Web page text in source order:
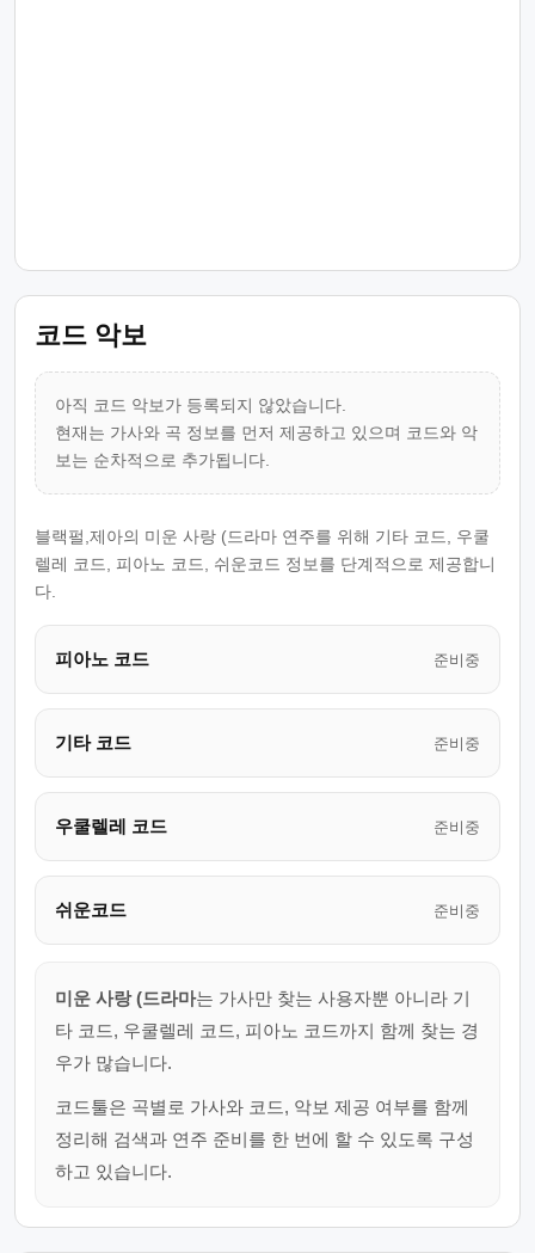
코드 악보
아직 코드 악보가 등록되지 않았습니다.
현재는 가사와 곡 정보를 먼저 제공하고 있으며 코드와 악
보는 순차적으로 추가됩니다.
블랙펄,제아의 미운 사랑 (드라마 연주를 위해 기타 코드, 우쿨
렐레 코드, 피아노 코드, 쉬운코드 정보를 단계적으로 제공합니
다.
피아노 코드 준비중
기타 코드 준비중
우쿨렐레 코드 준비중
쉬운코드 준비중
미운 사랑 (드라마는 가사만 찾는 사용자뿐 아니라 기
타 코드, 우쿨렐레 코드, 피아노 코드까지 함께 찾는 경
우가 많습니다.
코드툴은 곡별로 가사와 코드, 악보 제공 여부를 함께
정리해 검색과 연주 준비를 한 번에 할 수 있도록 구성
하고 있습니다.